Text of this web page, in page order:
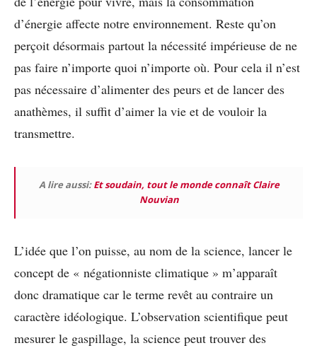
d’énergie affecte notre environnement. Reste qu’on
perçoit désormais partout la nécessité impérieuse de ne
pas faire n’importe quoi n’importe où. Pour cela il n’est
pas nécessaire d’alimenter des peurs et de lancer des
anathèmes, il suffit d’aimer la vie et de vouloir la
transmettre.
A lire aussi:Et soudain, tout le monde connaît Claire
Nouvian
L’idée que l’on puisse, au nom de la science, lancer le
concept de « négationniste climatique » m’apparaît
donc dramatique car le terme revêt au contraire un
caractère idéologique. L’observation scientifique peut
mesurer le gaspillage, la science peut trouver des